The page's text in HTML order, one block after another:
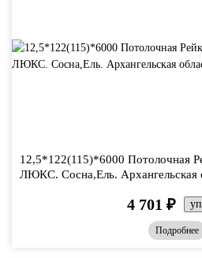
12,5*122(115)*6000 Потолочная
ЛЮКС. Сосна,Ель. Архангельская
4 701 ₽
Подробнее